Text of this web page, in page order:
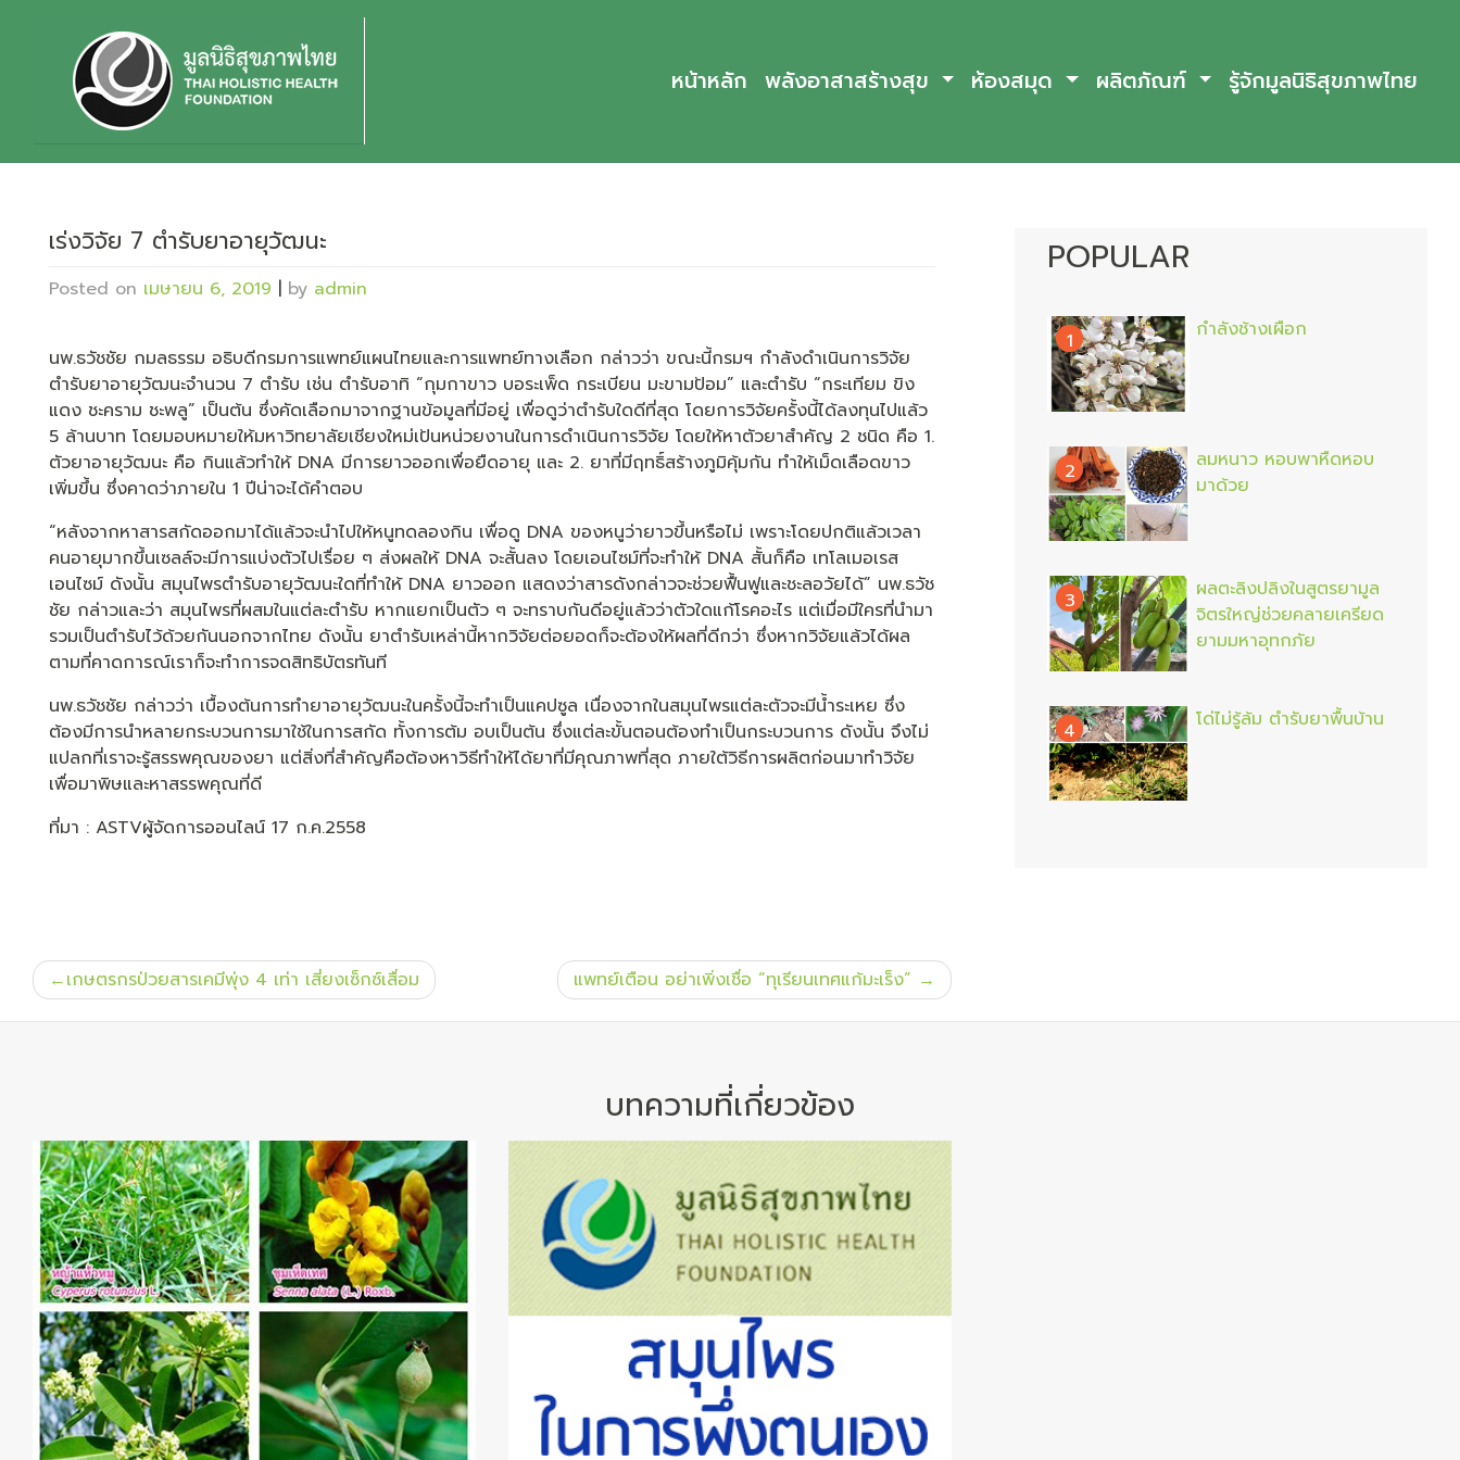
หน้าหลัก พลังอาสาสร้างสุข ห้องสมุด ผลิตภัณฑ์ รู้จักมูลนิธิสุขภาพไทย
เร่งวิจัย 7 ตำรับยาอายุวัฒนะ
Posted on เมษายน 6, 2019 | by admin
นพ.ธวัชชัย กมลธรรม อธิบดีกรมการแพทย์แผนไทยและการแพทย์ทางเลือก กล่าวว่า ขณะนี้กรมฯ กำลังดำเนินการวิจัย
ตำรับยาอายุวัฒนะจำนวน 7 ตำรับ เช่น ตำรับอาทิ “กุมกาขาว บอระเพ็ด กระเบียน มะขามป้อม” และตำรับ “กระเทียม ขิง
แดง ชะคราม ชะพลู” เป็นต้น ซึ่งคัดเลือกมาจากฐานข้อมูลที่มีอยู่ เพื่อดูว่าตำรับใดดีที่สุด โดยการวิจัยครั้งนี้ได้ลงทุนไปแล้ว
5 ล้านบาท โดยมอบหมายให้มหาวิทยาลัยเชียงใหม่เป้นหน่วยงานในการดำเนินการวิจัย โดยให้หาตัวยาสำคัญ 2 ชนิด คือ 1.
ตัวยาอายุวัฒนะ คือ กินแล้วทำให้ DNA มีการยาวออกเพื่อยืดอายุ และ 2. ยาที่มีฤทธิ์สร้างภูมิคุ้มกัน ทำให้เม็ดเลือดขาว
เพิ่มขึ้น ซึ่งคาดว่าภายใน 1 ปีน่าจะได้คำตอบ
“หลังจากหาสารสกัดออกมาได้แล้วจะนำไปให้หนูทดลองกิน เพื่อดู DNA ของหนูว่ายาวขึ้นหรือไม่ เพราะโดยปกติแล้วเวลา
คนอายุมากขึ้นเซลล์จะมีการแบ่งตัวไปเรื่อย ๆ ส่งผลให้ DNA จะสั้นลง โดยเอนไซม์ที่จะทำให้ DNA สั้นก็คือ เทโลเมอเรส
เอนไซม์ ดังนั้น สมุนไพรตำรับอายุวัฒนะใดที่ทำให้ DNA ยาวออก แสดงว่าสารดังกล่าวจะช่วยฟื้นฟูและชะลอวัยได้” นพ.ธวัช
ชัย กล่าวและว่า สมุนไพรที่ผสมในแต่ละตำรับ หากแยกเป็นตัว ๆ จะทราบกันดีอยู่แล้วว่าตัวใดแก้โรคอะไร แต่เมื่อมีใครที่นำมา
รวมเป็นตำรับไว้ด้วยกันนอกจากไทย ดังนั้น ยาตำรับเหล่านี้หากวิจัยต่อยอดก็จะต้องให้ผลที่ดีกว่า ซึ่งหากวิจัยแล้วได้ผล
ตามที่คาดการณ์เราก็จะทำการจดสิทธิบัตรทันที
นพ.ธวัชชัย กล่าวว่า เบื้องต้นการทำยาอายุวัฒนะในครั้งนี้จะทำเป็นแคปซูล เนื่องจากในสมุนไพรแต่ละตัวจะมีน้ำระเหย ซึ่ง
ต้องมีการนำหลายกระบวนการมาใช้ในการสกัด ทั้งการต้ม อบเป็นต้น ซึ่งแต่ละขั้นตอนต้องทำเป็นกระบวนการ ดังนั้น จึงไม่
แปลกที่เราจะรู้สรรพคุณของยา แต่สิ่งที่สำคัญคือต้องหาวิธีทำให้ได้ยาที่มีคุณภาพที่สุด ภายใต้วิธีการผลิตก่อนมาทำวิจัย
เพื่อมาพิษและหาสรรพคุณที่ดี
ที่มา : ASTVผู้จัดการออนไลน์ 17 ก.ค.2558
แนะแนว
เรื่อง
เกษตรกรป่วยสารเคมีพุ่ง 4 เท่า เสี่ยงเซ็กซ์เสื่อม แพทย์เตือน อย่าเพิ่งเชื่อ “ทุเรียนเทศแก้มะเร็ง”
POPULAR
1 กำลังช้างเผือก
2
ลมหนาว หอบพาหืดหอบ
มาด้วย
3
ผลตะลิงปลิงในสูตรยามูล
จิตรใหญ่ช่วยคลายเครียด
ยามมหาอุทกภัย
4 โด่ไม่รู้ล้ม ตำรับยาพื้นบ้าน
บทความที่เกี่ยวข้อง